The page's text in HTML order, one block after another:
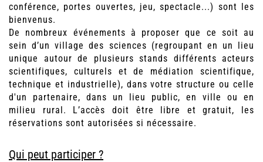
conférence, portes ouvertes, jeu, spectacle...) sont les
bienvenus.
De nombreux événements à proposer que ce soit au
sein d’un village des sciences (regroupant en un lieu
unique autour de plusieurs stands différents acteurs
scientifiques, culturels et de médiation scientifique,
technique et industrielle), dans votre structure ou celle
d'un partenaire, dans un lieu public, en ville ou en
milieu rural. L’accès doit être libre et gratuit, les
réservations sont autorisées si nécessaire.
Qui peut participer ?